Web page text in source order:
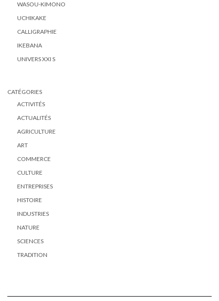
WASOU-KIMONO
UCHIKAKE
CALLIGRAPHIE
IKEBANA
UNIVERS XXI S
CATÉGORIES
ACTIVITÉS
ACTUALITÉS
AGRICULTURE
ART
COMMERCE
CULTURE
ENTREPRISES
HISTOIRE
INDUSTRIES
NATURE
SCIENCES
TRADITION